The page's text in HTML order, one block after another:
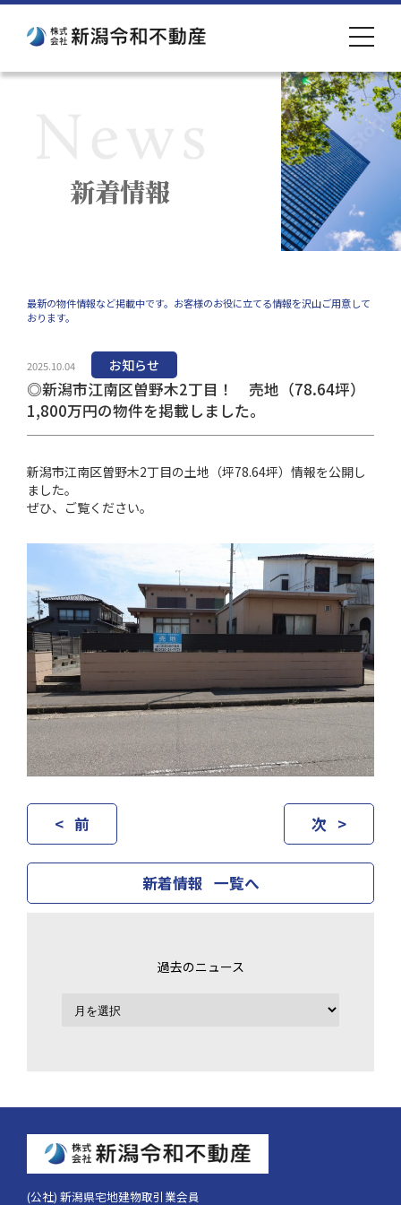
toggle
新着情報
最新の物件情報など掲載中です。お客様のお役に立てる情報を沢山ご用意して
おります。
2025.10.04 お知らせ
◎新潟市江南区曽野木2丁目！ 売地（78.64坪）
1,800万円の物件を掲載しました。
新潟市江南区曽野木2丁目の土地（坪78.64坪）情報を公開し
ました。
ぜひ、ご覧ください。
< 前 次 >
新着情報 一覧へ
過去のニュース
(公社) 新潟県宅地建物取引業会員